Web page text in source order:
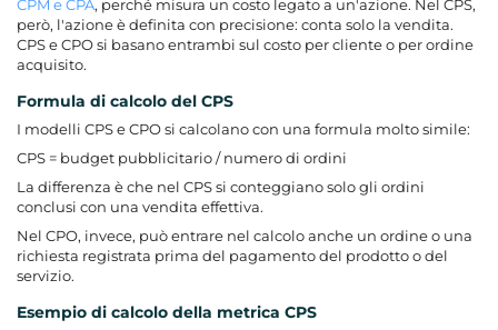
CPM e CPA, perché misura un costo legato a un'azione. Nel CPS,
però, l'azione è definita con precisione: conta solo la vendita.
CPS e CPO si basano entrambi sul costo per cliente o per ordine
acquisito.
Formula di calcolo del CPS
I modelli CPS e CPO si calcolano con una formula molto simile:
CPS = budget pubblicitario / numero di ordini
La differenza è che nel CPS si conteggiano solo gli ordini
conclusi con una vendita effettiva.
Nel CPO, invece, può entrare nel calcolo anche un ordine o una
richiesta registrata prima del pagamento del prodotto o del
servizio.
Esempio di calcolo della metrica CPS